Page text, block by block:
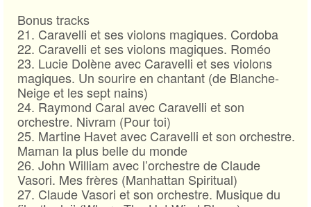
Bonus tracks
21. Caravelli et ses violons magiques. Cordoba
22. Caravelli et ses violons magiques. Roméo
23. Lucie Dolène avec Caravelli et ses violons
magiques. Un sourire en chantant (de Blanche-
Neige et les sept nains)
24. Raymond Caral avec Caravelli et son
orchestre. Nivram (Pour toi)
25. Martine Havet avec Caravelli et son orchestre.
Maman la plus belle du monde
26. John William avec l’orchestre de Claude
Vasori. Mes frères (Manhattan Spiritual)
27. Claude Vasori et son orchestre. Musique du